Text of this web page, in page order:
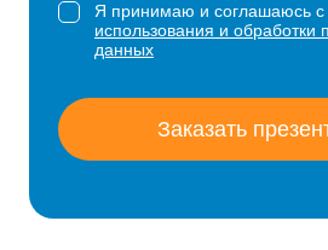
Я принимаю и соглашаюсь с
использования и обработки
данных
Заказать